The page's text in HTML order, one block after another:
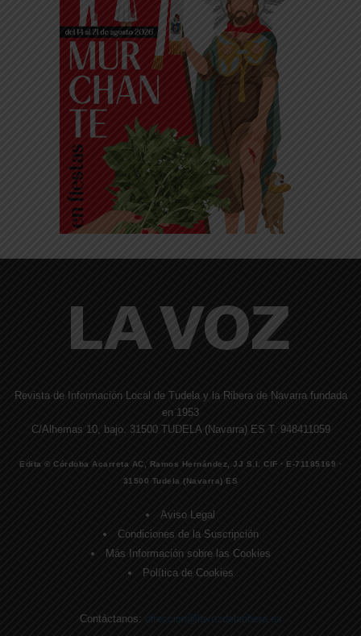
Revista de Información Local de Tudela y la Ribera de Navarra fundada
en 1953
C/Alhemas 10, bajo. 31500 TUDELA (Navarra) ES T. 948411059
Edita © Córdoba Acarreta AC, Ramos Hernández, JJ S.I. CIF · E-71185169 ·
31500 Tudela (Navarra) ES
Aviso Legal
Condiciones de la Suscripción
Más Información sobre las Cookies
Política de Cookies
Contáctanos: direccion@lavozdelaribera.es